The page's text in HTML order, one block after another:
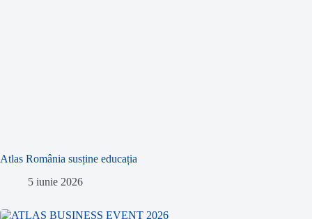
Atlas România susține educația
5 iunie 2026